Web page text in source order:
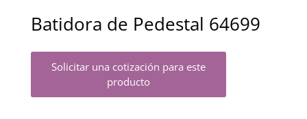
Batidora de Pedestal 64699
Solicitar una cotización para este
producto